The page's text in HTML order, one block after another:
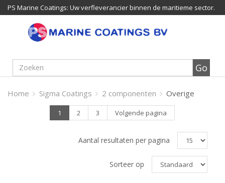
PS Marine Coatings: Uw verfleverancier binnen de maritieme sector.
Home Sigma Coatings 2 componenten Overige
1 2 3 Volgende pagina
Aantal resultaten per pagina
Sorteer op